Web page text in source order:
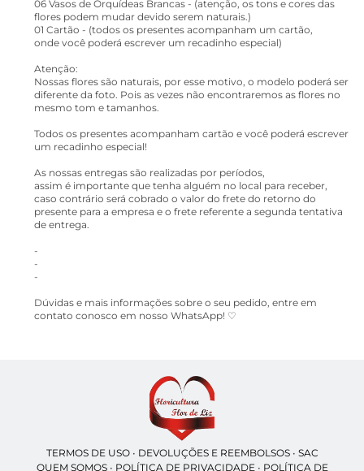
06 Vasos de Orquídeas Brancas - (atenção, os tons e cores das
flores podem mudar devido serem naturais.)
01 Cartão - (todos os presentes acompanham um cartão,
onde você poderá escrever um recadinho especial)
Atenção:
Nossas flores são naturais, por esse motivo, o modelo poderá ser
diferente da foto. Pois as vezes não encontraremos as flores no
mesmo tom e tamanhos.
Todos os presentes acompanham cartão e você poderá escrever
um recadinho especial!
As nossas entregas são realizadas por períodos,
assim é importante que tenha alguém no local para receber,
caso contrário será cobrado o valor do frete do retorno do
presente para a empresa e o frete referente a segunda tentativa
de entrega.
-
-
-
Dúvidas e mais informações sobre o seu pedido, entre em
contato conosco em nosso WhatsApp! ♡
TERMOS DE USO• DEVOLUÇÕES E REEMBOLSOS• SAC
QUEM SOMOS• POLÍTICA DE PRIVACIDADE• POLÍTICA DE